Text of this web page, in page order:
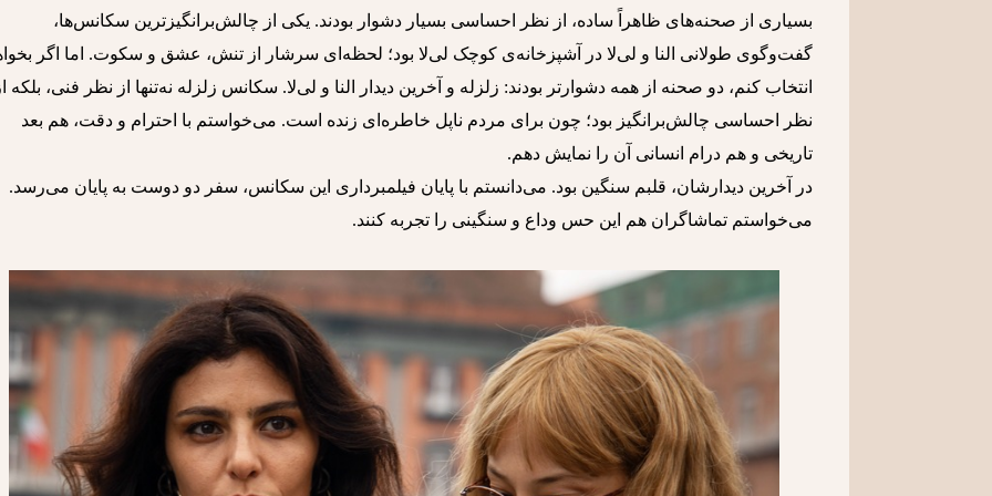
بسیاری از صحنه‌های ظاهراً ساده، از نظر احساسی بسیار دشوار بودند. یکی از چالش‌برانگیزترین سکانس‌ها،
گفت‌وگوی طولانی النا و لی‌لا در آشپزخانه‌ی کوچک لی‌لا بود؛ لحظه‌ای سرشار از تنش، عشق و سکوت. اما اگر
انتخاب کنم، دو صحنه از همه دشوارتر بودند: زلزله و آخرین دیدار النا و لی‌لا. سکانس زلزله نه‌تنها از نظر فنی، بلکه
نظر احساسی چالش‌برانگیز بود؛ چون برای مردم ناپل خاطره‌ای زنده است. می‌خواستم با احترام و دقت، هم بعد
تاریخی و هم درام انسانی آن را نمایش دهم.
در آخرین دیدارشان، قلبم سنگین بود. می‌دانستم با پایان فیلمبرداری این سکانس، سفر دو دوست به پایان می‌رسد.
می‌خواستم تماشاگران هم این حس وداع و سنگینی را تجربه کنند.